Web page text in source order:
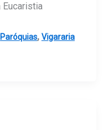
Paróquias, Vigararia